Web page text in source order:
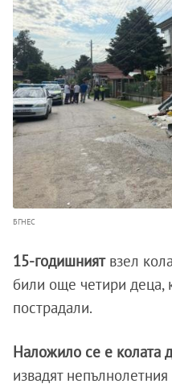
БГНЕС
15-годишниятвзел
били още четири деца,
пострадали.
Наложило се е колата
извадят